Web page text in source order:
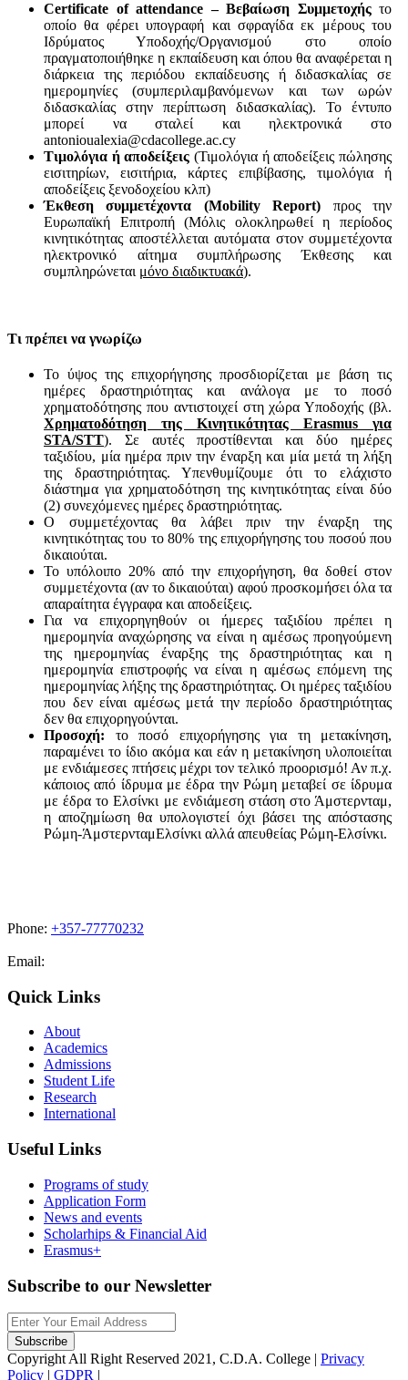
Certificate of attendance – Βεβαίωση Συμμετοχήςτο
οποίο θα φέρει υπογραφή και σφραγίδα εκ μέρους του
Ιδρύματος Υποδοχής/Οργανισμού στο οποίο
πραγματοποιήθηκε η εκπαίδευση και όπου θα αναφέρεται η
διάρκεια της περιόδου εκπαίδευσης ή διδασκαλίας σε
ημερομηνίες (συμπεριλαμβανόμενων και των ωρών
διδασκαλίας στην περίπτωση διδασκαλίας). Το έντυπο
μπορεί να σταλεί και ηλεκτρονικά στο
antonioualexia@cdacollege.ac.cy
Τιμολόγια ή αποδείξεις (Τιμολόγια ή αποδείξεις πώλησης
εισιτηρίων, εισιτήρια, κάρτες επιβίβασης, τιμολόγια ή
αποδείξεις ξενοδοχείου κλπ)
Έκθεση συμμετέχοντα (Mobility Report) προς την
Ευρωπαϊκή Επιτροπή (Μόλις ολοκληρωθεί η περίοδος
κινητικότητας αποστέλλεται αυτόματα στον συμμετέχοντα
ηλεκτρονικό αίτημα συμπλήρωσης Έκθεσης και
συμπληρώνεται μόνο διαδικτυακά).
Τι πρέπει να γνωρίζω
Το ύψος της επιχορήγησης προσδιορίζεται με βάση τις
ημέρες δραστηριότητας και ανάλογα με το ποσό
χρηματοδότησης που αντιστοιχεί στη χώρα Υποδοχής (βλ.
Χρηματοδότηση της Κινητικότητας Erasmus για
STA/STT). Σε αυτές προστίθενται και δύο ημέρες
ταξιδίου, μία ημέρα πριν την έναρξη και μία μετά τη λήξη
της δραστηριότητας. Υπενθυμίζουμε ότι το ελάχιστο
διάστημα για χρηματοδότηση της κινητικότητας είναι δύο
(2) συνεχόμενες ημέρες δραστηριότητας.
Ο συμμετέχοντας θα λάβει πριν την έναρξη της
κινητικότητας του το 80% της επιχορήγησης του ποσού που
δικαιούται.
Το υπόλοιπο 20% από την επιχορήγηση, θα δοθεί στον
συμμετέχοντα (αν το δικαιούται) αφού προσκομήσει όλα τα
απαραίτητα έγγραφα και αποδείξεις.
Για να επιχορηγηθούν οι ήμερες ταξιδίου πρέπει η
ημερομηνία αναχώρησης να είναι η αμέσως προηγούμενη
της ημερομηνίας έναρξης της δραστηριότητας και η
ημερομηνία επιστροφής να είναι η αμέσως επόμενη της
ημερομηνίας λήξης της δραστηριότητας. Οι ημέρες ταξιδίου
που δεν είναι αμέσως μετά την περίοδο δραστηριότητας
δεν θα επιχορηγούνται.
Προσοχή: το ποσό επιχορήγησης για τη μετακίνηση,
παραμένει το ίδιο ακόμα και εάν η μετακίνηση υλοποιείται
με ενδιάμεσες πτήσεις μέχρι τον τελικό προορισμό! Αν π.χ.
κάποιος από ίδρυμα με έδρα την Ρώμη μεταβεί σε ίδρυμα
με έδρα το Ελσίνκι με ενδιάμεση στάση στο Άμστερνταμ,
η αποζημίωση θα υπολογιστεί όχι βάσει της απόστασης
Ρώμη-ΆμστερνταμΕλσίνκι αλλά απευθείας Ρώμη-Ελσίνκι.
Phone: +357-77770232
Email:
Quick Links
About
Academics
Admissions
Student Life
Research
International
Useful Links
Programs of study
Application Form
News and events
Scholarhips & Financial Aid
Erasmus+
Subscribe to our Newsletter
Copyright All Right Reserved 2021, C.D.A. College | Privacy
Policy | GDPR |